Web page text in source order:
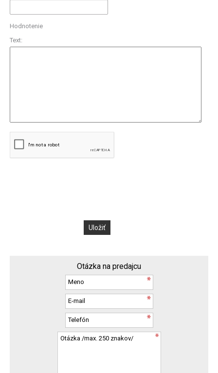
Hodnotenie
Text:
Otázka na predajcu